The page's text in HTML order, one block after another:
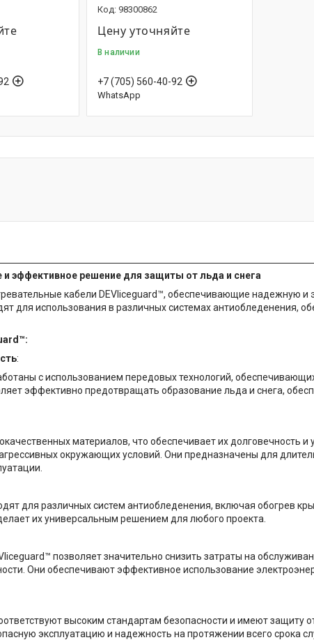
98300862
Цену уточняйте
В наличии
+7 (705) 560-40-92
WhatsApp
эффективное решение для защиты от льда и снега
кабели DEVIiceguard™, обеспечивающие надежную
для использования в различных системах антиобледенения,
:
с использованием передовых технологий,
эффективно предотвращать образование льда и снега,
материалов, что обеспечивает их долговечность и
окружающих условий. Они предназначены для
для различных систем антиобледенения, включая обогрев
их универсальным решением для любого проекта.
позволяет значительно снизить затраты на
Они обеспечивают эффективное использование
высоким стандартам безопасности и имеют защиту
эксплуатацию и надежность на протяжении всего срока